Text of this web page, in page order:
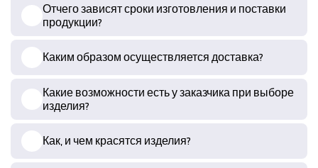
Отчего зависят сроки изготовления и поставки
продукции?
Каким образом осуществляется доставка?
Какие возможности есть у заказчика при выборе
изделия?
Как, и чем красятся изделия?